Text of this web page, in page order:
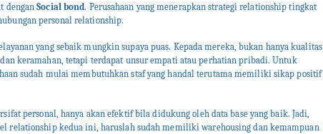
denganSocial bond. Perusahaan yang menerapkan strategi relationship tingkat
personal relationship.
yang sebaik mungkin supaya puas. Kepada mereka, bukan hanya kualitas
dan keramahan, tetapi terdapat unsur empati atau perhatian pribadi. Untuk
sudah mulai membutuhkan staf yang handal terutama memiliki sikap positif
personal, hanya akan efektif bila didukung oleh data base yang baik. Jadi,
relationship kedua ini, haruslah sudah memiliki warehousing dan kemampuan